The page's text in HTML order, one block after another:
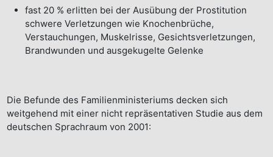
fast 20 % erlitten bei der Ausübung der Prostitution
schwere Verletzungen wie Knochenbrüche,
Verstauchungen, Muskelrisse, Gesichtsverletzungen,
Brandwunden und ausgekugelte Gelenke
Die Befunde des Familienministeriums decken sich
weitgehend mit einer nicht repräsentativen Studie aus dem
deutschen Sprachraum von 2001: